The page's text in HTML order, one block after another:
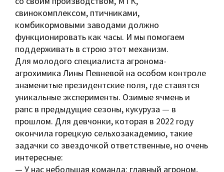
свинокомплексом, птичниками,
комбикормовыми заводами должно
функционировать как часы. И мы помогаем
поддерживать в строю этот механизм.
Для молодого специалиста агронома-
агрохимика Лины Певневой на особом контроле
знаменитые президентские поля, где ставятся
уникальные эксперименты. Озимые ячмень и
рапс в предыдущие сезоны, кукуруза — в
прошлом. Для девчонки, которая в 2022 году
окончила горецкую сельхозакадемию, такие
задачки со звездочкой ответственные, но очень
интересные:
— У нас небольшая команда: главный агроном,